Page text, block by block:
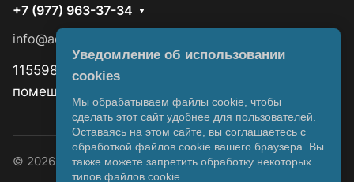
+7 (977) 963-37-34
info@aquawizard.ru
115598, Москва, ул. Ягодная, д 8, корп.1,
помещ.15/1
© 2026 AquaWizard.ru
Уведомление об использовании
cookies
Мы обрабатываем файлы cookie, чтобы
сделать этот сайт удобнее для пользователей.
Оставаясь на этом сайте, вы соглашаетесь с
обработкой файлов cookie вашего браузера. Вы
также можете запретить обработку некоторых
типов файлов cookie.